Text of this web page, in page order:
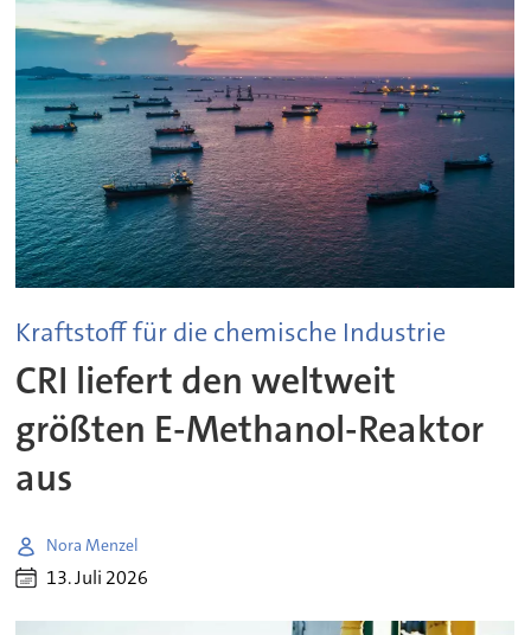
Kraftstoff für die chemische Industrie
CRI liefert den weltweit
größten E-Methanol-Reaktor
aus
Nora Menzel
13. Juli 2026